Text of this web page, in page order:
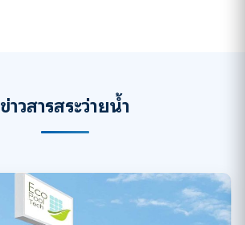
ข่าวสารสระว่ายน้ำ